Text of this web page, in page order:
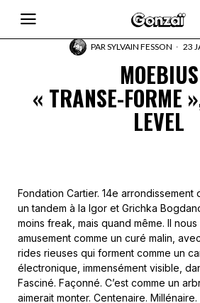
PARSYLVAIN FESSON 23
MOEBIUS
« TRANSE-FORME
LEVEL
Fondation Cartier. 14e arrondissement
un tandem à la Igor et Grichka
moins freak, mais quand même. Il
amusement comme un curé malin,
rides rieuses qui forment comme un
électronique, immensément visible,
Fasciné. Façonné. C’est comme un
aimerait monter. Centenaire. Millénaire.